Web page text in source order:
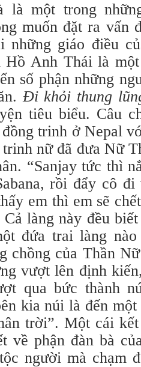
là một trong
muốn đặt ra vấn
những giáo điều
Hồ Anh Thái là
số phận những
Đi khỏi thung
tiêu biểu. Câu
trinh ở Nepal
nữ đã đưa Nữ
“Sanjay tức thì
rồi đẩy cô
em thì em sẽ
làng này đều
đứa trai làng
chồng của Thần
vượt lên định
qua bức thành
kia núi là đến
trời”. Một cái
về phận đàn bà
người mà chạm